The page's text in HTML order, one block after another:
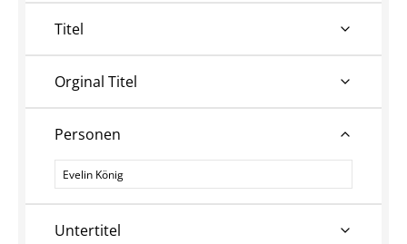
Titel
Orginal Titel
Personen
Personen
Untertitel